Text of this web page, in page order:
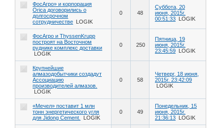
ФосАгро» и корпорация
Orica договорились о
долгосрочном
сотрудничестве LOGIK
0 48
Суббота, 20
июня, 2015г.
00:51:33 LOGIK
ФосАгро и ThyssenKrupp
построят на Восточном
руднике комплекс доставки
LOGIK
0 250
Пятница, 19
июня, 2015г.
23:45:59 LOGIK
Крупнейшие
алмазодобытчики создадут
Ассоциацию
производителей алмазов.
LOGIK
0 58
Четверг, 18 июня,
2015г. 23:42:09
LOGIK
«Мечел» поставит 1 млн
тонн энергетического угля
для Jidong Cement.
LOGIK
0 49
Понедельник, 15
июня, 2015г.
21:36:13 LOGIK